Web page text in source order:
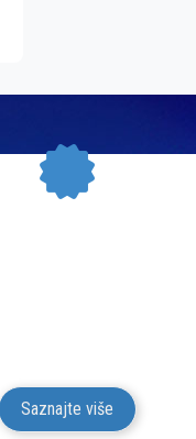
Saznajte više